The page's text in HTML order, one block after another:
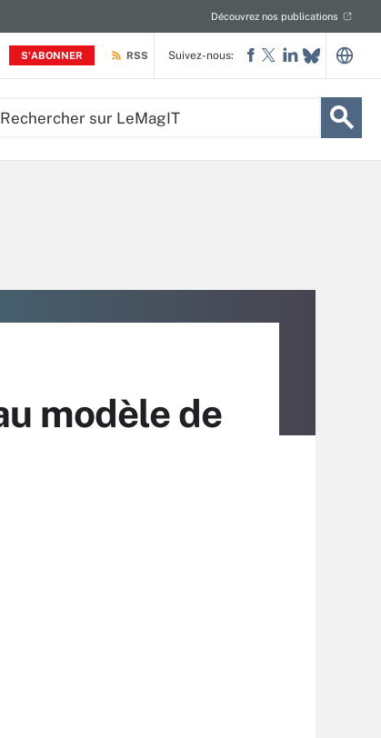
S'ABONNER
Découvrez nos publications
RSS Suivez-nous:
modèle de